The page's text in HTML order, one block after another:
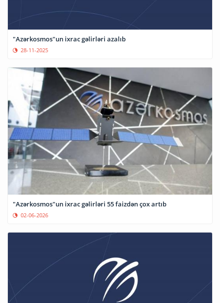
"Azərkosmos"un ixrac gəlirləri azalıb
28-11-2025
"Azərkosmos"un ixrac gəlirləri 55 faizdən çox artıb
02-06-2026